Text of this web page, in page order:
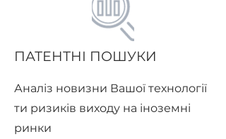
ПАТЕНТНІ ПОШУКИ
Аналіз новизни Вашої технології
ти ризиків виходу на іноземні
ринки